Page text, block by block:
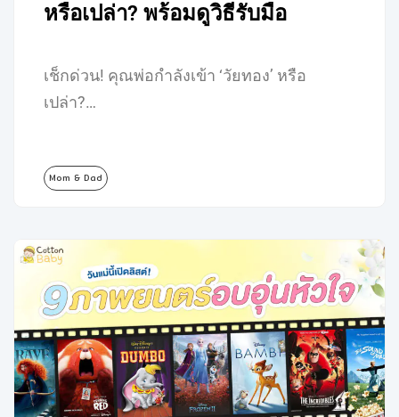
หรือเปล่า? พร้อมดูวิธีรับมือ
เช็กด่วน! คุณพ่อกำลังเข้า ‘วัยทอง’ หรือ
เปล่า?…
Mom & Dad